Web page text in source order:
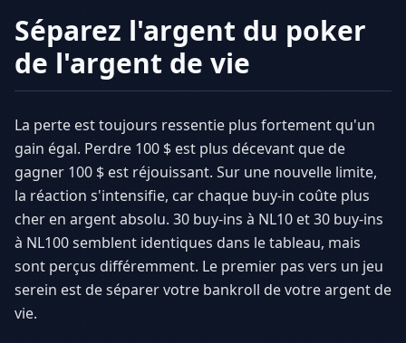
Séparez l'argent du poker
de l'argent de vie
La perte est toujours ressentie plus fortement qu'un
gain égal. Perdre 100 $ est plus décevant que de
gagner 100 $ est réjouissant. Sur une nouvelle limite,
la réaction s'intensifie, car chaque buy-in coûte plus
cher en argent absolu. 30 buy-ins à NL10 et 30 buy-ins
à NL100 semblent identiques dans le tableau, mais
sont perçus différemment. Le premier pas vers un jeu
serein est de séparer votre bankroll de votre argent de
vie.